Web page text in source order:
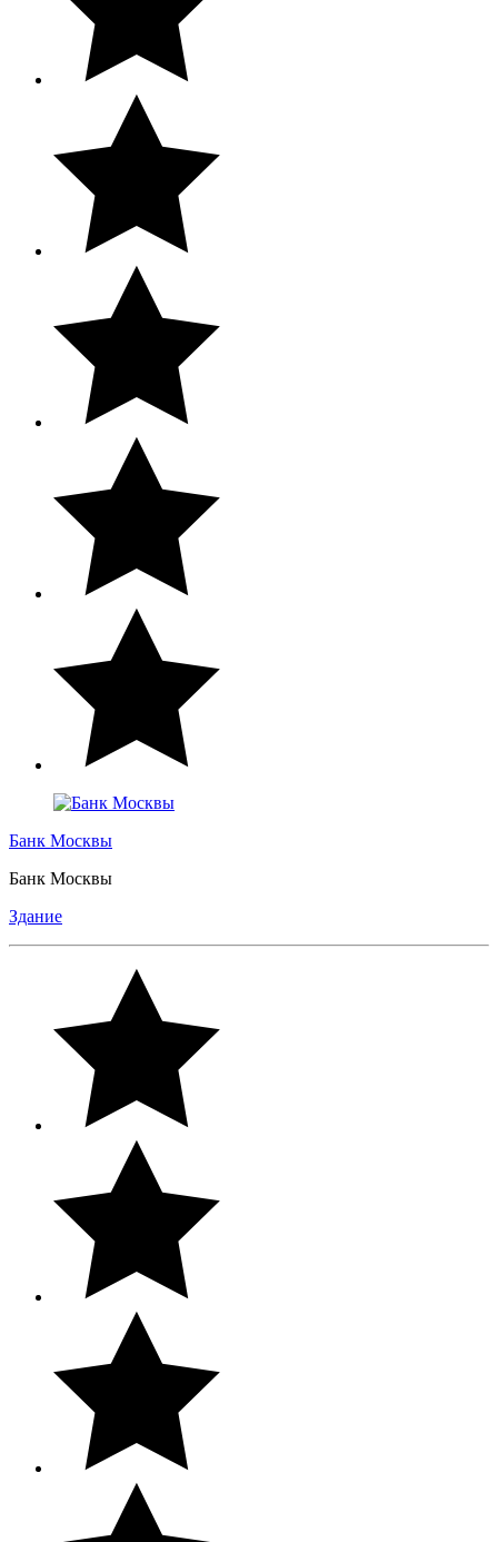
Банк Москвы
Банк Москвы
Здание